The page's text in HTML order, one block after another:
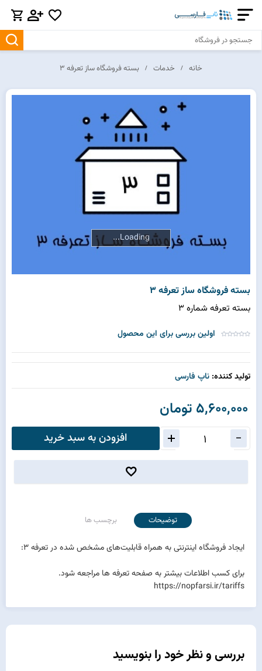
خانه خدمات بسته فروشگاه ساز تعرفه 3
Loading...
Loading...
بسته فروشگاه ساز تعرفه 3
بسته تعرفه شماره 3
اولین بررسی برای این محصول
تولید کننده: ناپ فارسی
5,600,000 تومان
افزودن به سبد خرید
توضیحات برچسب ها
ایجاد فروشگاه اینترنتی به همراه قابلیت‌های مشخص شده در تعرفه 3:
برای کسب اطلاعات بیشتر به صفحهتعرفه ها مراجعه شود.
https://nopfarsi.ir/tariffs
بررسی و نظر خود را بنویسید